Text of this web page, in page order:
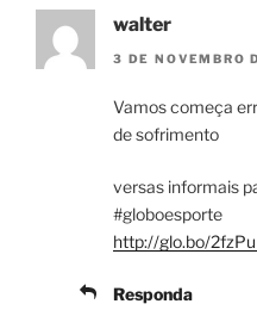
walter
3 DE NOVEMBRO
Vamos começa
de sofrimento
versas informais
#globoesporte
http://glo.bo/
Responda